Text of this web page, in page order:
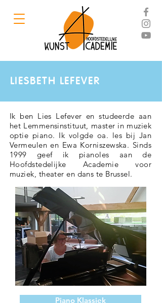
LIESBETH LEFEVER
Ik ben Lies Lefever en studeerde aan
het Lemmensinstituut, master in muziek
optie piano. Ik volgde oa. les bij Jan
Vermeulen en Ewa Korniszewska. Sinds
1999 geef ik pianoles aan de
Hoofdstedelijke Academie voor
muziek, theater en dans te Brussel.
Piano Klassiek